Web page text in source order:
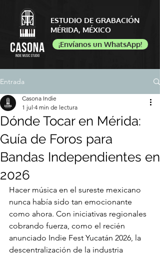
ESTUDIO DE GRABACIÓN
​MÉRIDA, MÉXICO
¡Envíanos un WhatsApp!
Entrada
Dónde Tocar en Mérida:
Guía de Foros para
Bandas Independientes en
2026
Casona Indie
1 jul 4 min de lectura
Hacer música en el sureste mexicano
nunca había sido tan emocionante
como ahora. Con iniciativas regionales
cobrando fuerza, como el recién
anunciado Indie Fest Yucatán 2026, la
descentralización de la industria